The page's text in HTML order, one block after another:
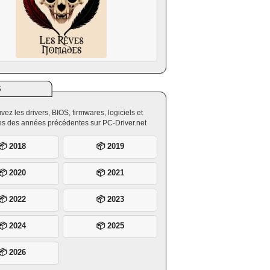
les drivers, BIOS, firmwares, logiciels et
des années précédentes sur PC-Driver.net
2018 📦 2019
2020 📦 2021
2022 📦 2023
2024 📦 2025
2026